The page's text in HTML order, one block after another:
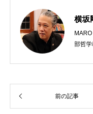
横坂
部哲
う宗
「上
を行
前の記事